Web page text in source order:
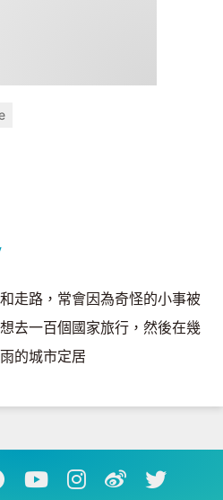
走路，常會因為奇怪的小事被
去一百個國家旅行，然後在幾
的城市定居